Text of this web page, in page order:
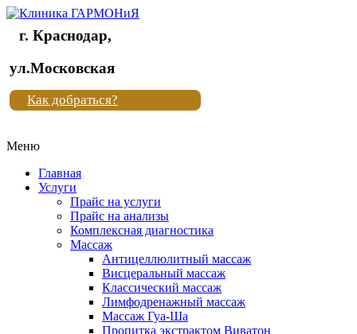
Клиника
"Новая
жизнь"
Клиника
жизнь"
г. Краснодар,
ул.Московская
Как добраться?
Меню
Главная
Услуги
Прайс на услуги
Прайс на анализы
Комплексная диагностика
Массаж
Антицеллюлитный массаж
Висцеральный массаж
Классический массаж
Лимфодренажный массаж
Массаж Гуа-Ша
Пропитка экстрактом Виватон